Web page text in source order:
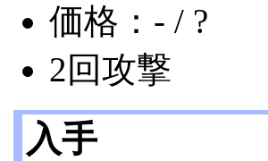
価格：- / ?
2回攻撃
入手